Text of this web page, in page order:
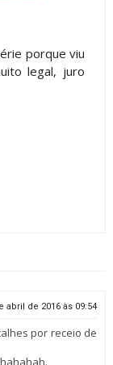
porque viu
legal, juro
abril de 2016 às 09:54
por receio de